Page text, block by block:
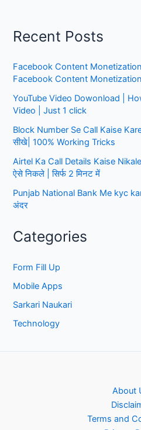
सिर्फ
मिनट
के
अंदर
Recent Posts
Facebook Content
Facebook Content Monetization
YouTube Video Dowonload |
Video | Just 1 click
Block Number Se Call Kaise
सीखे| 100% Working Tricks
Airtel Ka Call Details Kaise
ऐसे निकले | सिर्फ 2 मिनट में
Punjab National Bank Me kyc
अंदर
Categories
Form Fill Up
Mobile Apps
Sarkari Naukari
Technology
About
Terms and